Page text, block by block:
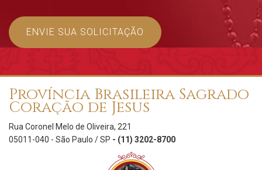
ENVIE SUA SOLICITAÇÃO
Província Brasileira Sagrado
Coração de Jesus
Rua Coronel Melo de Oliveira, 221
05011-040 - São Paulo / SP - (11) 3202-8700